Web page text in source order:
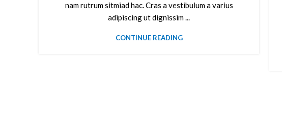
nam rutrum sitmiad hac. Cras a vestibulum a varius
adipiscing ut dignissim ...
CONTINUE READING